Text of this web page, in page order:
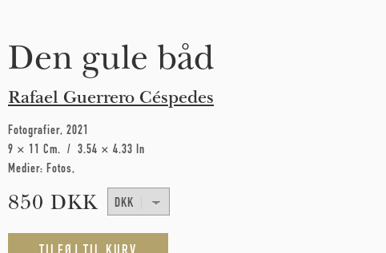
Den gule båd
Rafael Guerrero Céspedes
Fotografier 2021
9 × 11 Cm
3.54 × 4.33 In
Medier: Fotos
850 DKK